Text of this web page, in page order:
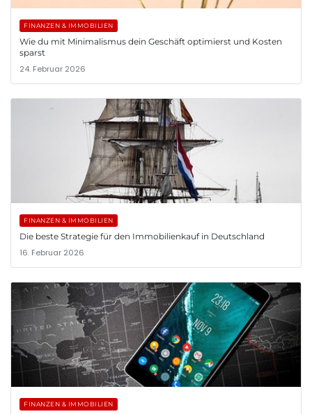
FINANZEN & IMMOBILIEN
Wie du mit Minimalismus dein Geschäft optimierst und Kosten
sparst
24. Februar 2026
FINANZEN & IMMOBILIEN
Die beste Strategie für den Immobilienkauf in Deutschland
16. Februar 2026
FINANZEN & IMMOBILIEN